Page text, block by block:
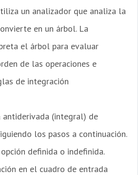
un analizador que analiza la
en un árbol. La
el árbol para evaluar
de las operaciones e
de integración
antiderivada (integral) de
los pasos a continuación.
definida o indefinida.
en el cuadro de entrada